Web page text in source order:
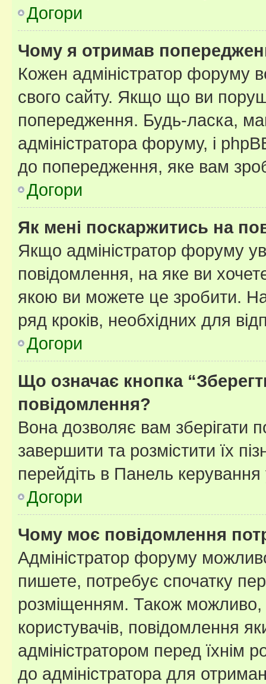
Догори
Чому я отримав
Кожен адміністратор форуму
свого сайту. Якщо що ви
попередження. Будь-ласка,
адміністратора форуму, і
до попередження, яке вам
Догори
Як мені поскаржитись на
Якщо адміністратор форуму
повідомлення, на яке ви
якою ви можете це зробити.
ряд кроків, необхідних для
Догори
Що означає кнопка
повідомлення?
Вона дозволяє вам зберігати
завершити та розмістити їх
перейдіть в Панель керування
Догори
Чому моє повідомлення
Адміністратор форуму
пишете, потребує спочатку
розміщенням. Також можливо,
користувачів, повідомлення
адміністратором перед їхнім
до адміністратора для